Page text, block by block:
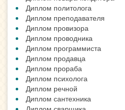
Диплом политолога
Диплом преподавателя
Диплом провизора
Диплом проводника
Диплом программиста
Диплом продавца
Диплом прораба
Диплом психолога
Диплом речной
Диплом сантехника